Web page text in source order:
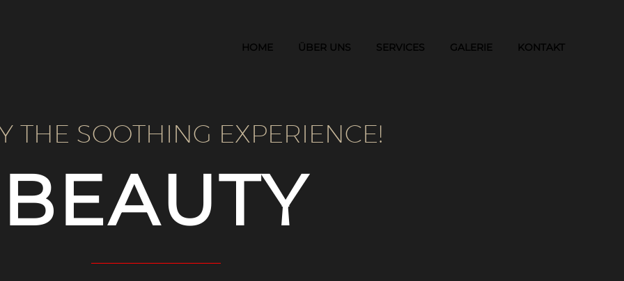
HOME ÜBER UNS SERVICES GALERIE KONTAKT
THE SOOTHING EXPERIENCE!
BEAUTY